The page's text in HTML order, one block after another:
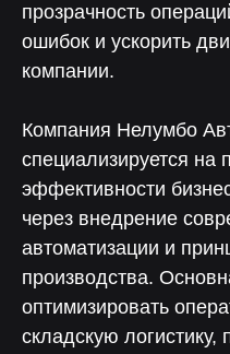
прозрачность
ошибок и ускорить
компании.
Компания Нелумбо
специализируется на
эффективности
через внедрение
автоматизации и
производства.
оптимизировать
складскую логистику,